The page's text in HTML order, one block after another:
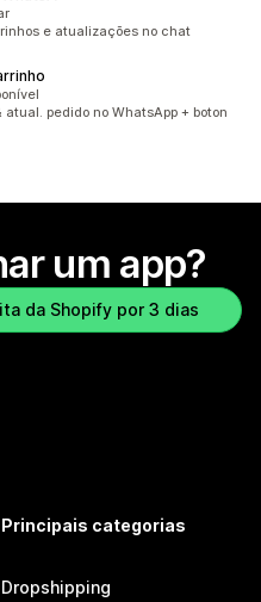
e atualizações no chat
pedido no WhatsApp + boton
um app?
da Shopify por 3 dias
Principais categorias
Dropshipping